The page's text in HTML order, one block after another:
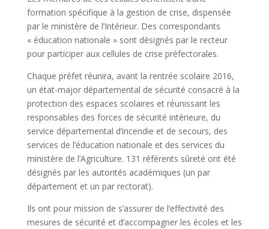
formation spécifique à la gestion de crise, dispensée
par le ministère de l’Intérieur. Des correspondants
« éducation nationale » sont désignés par le recteur
pour participer aux cellules de crise préfectorales.
Chaque préfet réunira, avant la rentrée scolaire 2016,
un état-major départemental de sécurité consacré à la
protection des espaces scolaires et réunissant les
responsables des forces de sécurité intérieure, du
service départemental d’incendie et de secours, des
services de l’éducation nationale et des services du
ministère de l’Agriculture. 131 référents sûreté ont été
désignés par les autorités académiques (un par
département et un par rectorat).
Ils ont pour mission de s’assurer de l’effectivité des
mesures de sécurité et d’accompagner les écoles et les